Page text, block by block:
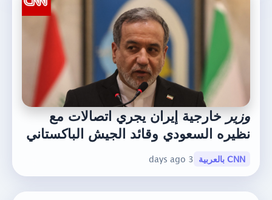
وزيرخارجية إيران يجري اتصالات مع
نظيره السعودي وقائد الجيش الباكستاني
CNN بالعربية 3 days ago